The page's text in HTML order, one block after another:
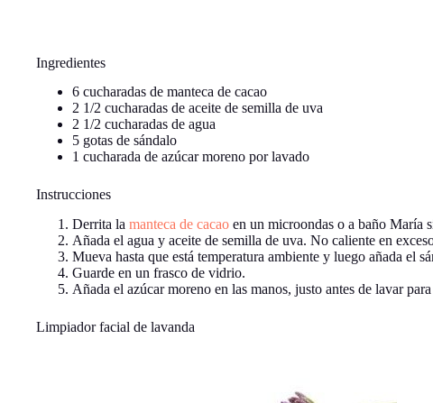
Ingredientes
6 cucharadas de manteca de cacao
2 1/2 cucharadas de aceite de semilla de uva
2 1/2 cucharadas de agua
5 gotas de sándalo
1 cucharada de azúcar moreno por lavado
Instrucciones
Derrita la manteca de cacao en un microondas o a baño María
Añada el agua y aceite de semilla de uva. No caliente en
Mueva hasta que está temperatura ambiente y luego añada el
Guarde en un frasco de vidrio.
Añada el azúcar moreno en las manos, justo antes de lavar para
Limpiador facial de lavanda